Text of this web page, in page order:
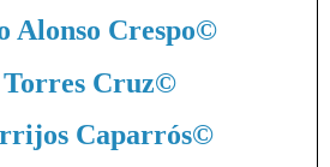
Alonso Crespo©
Cruz©
Caparrós©